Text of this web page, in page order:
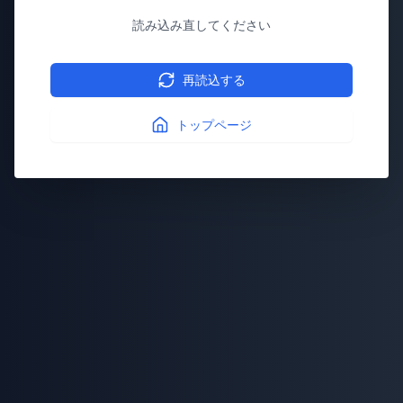
読み込み直してください
再読込する
トップページ